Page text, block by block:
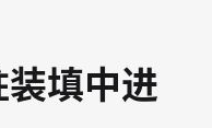
填中进